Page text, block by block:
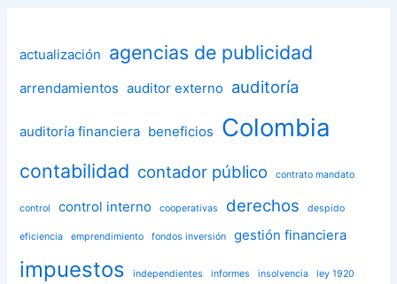
actualización agencias de publicidad
arrendamientos auditor externo auditoría
auditoría financiera beneficios Colombia
contabilidad contador público contrato mandato
control control interno cooperativas derechos despido
eficiencia emprendimiento fondos inversión gestión financiera
impuestos independientes informes insolvencia ley 1920